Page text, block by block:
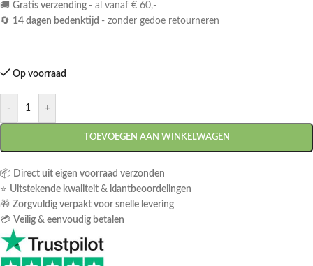
🚚 Gratis verzending - al vanaf € 60,-
🔄 14 dagen bedenktijd - zonder gedoe retourneren
Op voorraad
- +
TOEVOEGEN AAN WINKELWAGEN
📦 Direct uit eigen voorraad verzonden
⭐ Uitstekende kwaliteit & klantbeoordelingen
🎁 Zorgvuldig verpakt voor snelle levering
💳 Veilig & eenvoudig betalen